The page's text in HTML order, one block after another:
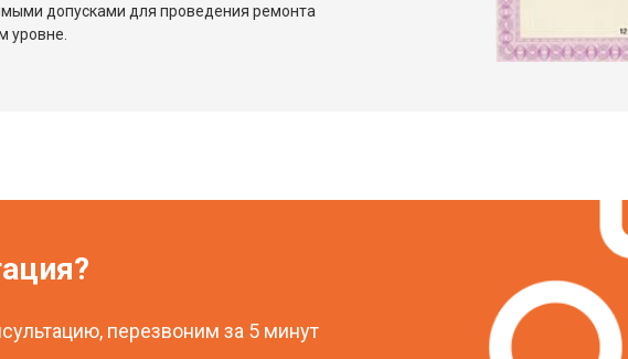
допусками для проведения ремонта
уровне.
перезвоним за 5 минут